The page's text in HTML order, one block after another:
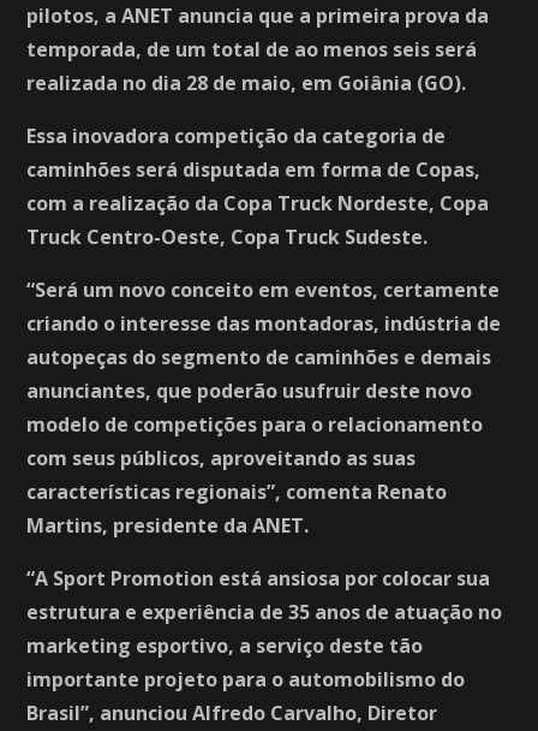
pilotos, a ANET anuncia que a primeira prova da
temporada, de um total de ao menos seis será
realizada no dia 28 de maio, em Goiânia (GO).
Essa inovadora competição da categoria de
caminhões será disputada em forma de Copas,
com a realização da Copa Truck Nordeste, Copa
Truck Centro-Oeste, Copa Truck Sudeste.
“Será um novo conceito em eventos, certamente
criando o interesse das montadoras, indústria de
autopeças do segmento de caminhões e demais
anunciantes, que poderão usufruir deste novo
modelo de competições para o relacionamento
com seus públicos, aproveitando as suas
características regionais”, comenta Renato
Martins, presidente da ANET.
“A Sport Promotion está ansiosa por colocar sua
estrutura e experiência de 35 anos de atuação no
marketing esportivo, a serviço deste tão
importante projeto para o automobilismo do
Brasil”, anunciou Alfredo Carvalho, Diretor